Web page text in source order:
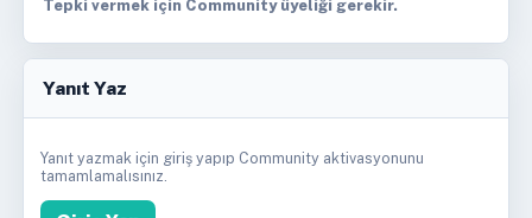
Tepki vermek için Community üyeliği gerekir.
Yanıt Yaz
Yanıt yazmak için giriş yapıp Community aktivasyonunu
tamamlamalısınız.